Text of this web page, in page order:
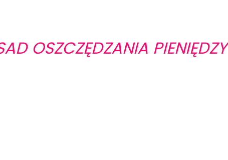
OSZCZĘDZANIA PIENIĘDZY